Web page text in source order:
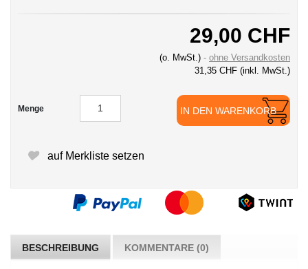
29,00 CHF
(o. MwSt.)
ohne Versandkosten
31,35 CHF (inkl. MwSt.)
Menge IN DEN WARENKORB
auf Merkliste setzen
BESCHREIBUNG KOMMENTARE (0)